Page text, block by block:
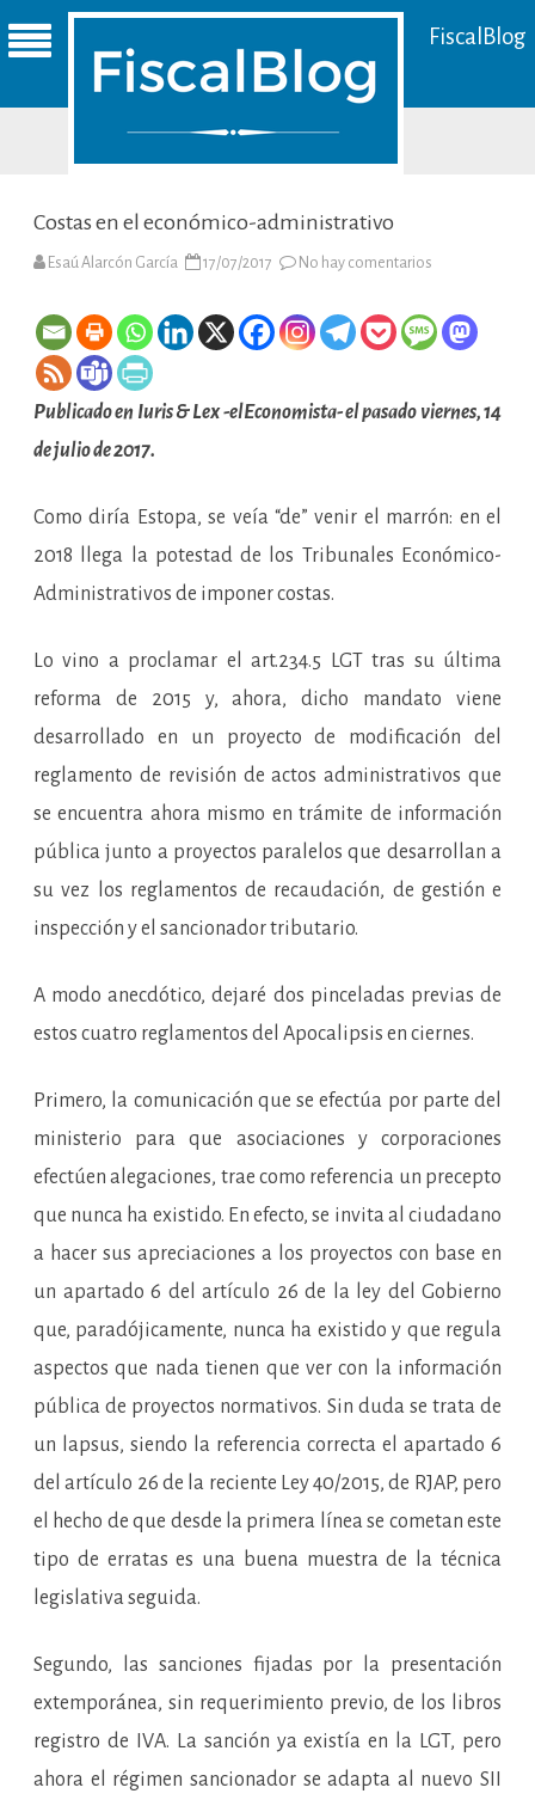
FiscalBlog
Costas en el económico-administrativo
Esaú Alarcón García 17/07/2017 No hay comentarios
económico-
administrativo
Publicado en Iuris & Lex -elEconomista- el pasado viernes, 14
de julio de 2017.
Como diría Estopa, se veía “de” venir el marrón: en el
2018 llega la potestad de los Tribunales Económico-
Administrativos de imponer costas.
Lo vino a proclamar el art.234.5 LGT tras su última
reforma de 2015 y, ahora, dicho mandato viene
desarrollado en un proyecto de modificación del
reglamento de revisión de actos administrativos que
se encuentra ahora mismo en trámite de información
pública junto a proyectos paralelos que desarrollan a
su vez los reglamentos de recaudación, de gestión e
inspección y el sancionador tributario.
A modo anecdótico, dejaré dos pinceladas previas de
estos cuatro reglamentos del Apocalipsis en ciernes.
Primero, la comunicación que se efectúa por parte del
ministerio para que asociaciones y corporaciones
efectúen alegaciones, trae como referencia un precepto
que nunca ha existido. En efecto, se invita al ciudadano
a hacer sus apreciaciones a los proyectos con base en
un apartado 6 del artículo 26 de la ley del Gobierno
que, paradójicamente, nunca ha existido y que regula
aspectos que nada tienen que ver con la información
pública de proyectos normativos. Sin duda se trata de
un lapsus, siendo la referencia correcta el apartado 6
del artículo 26 de la reciente Ley 40/2015, de RJAP, pero
el hecho de que desde la primera línea se cometan este
tipo de erratas es una buena muestra de la técnica
legislativa seguida.
Segundo, las sanciones fijadas por la presentación
extemporánea, sin requerimiento previo, de los libros
registro de IVA. La sanción ya existía en la LGT, pero
ahora el régimen sancionador se adapta al nuevo SII